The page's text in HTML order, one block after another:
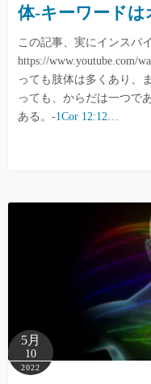
体-キーワード
この記事、実にインスパ
https://www.youtube.com/
っても肢体は多くあり、
っても、からだは一つで
ある。-1Cor 12:12…
5月
10
2022